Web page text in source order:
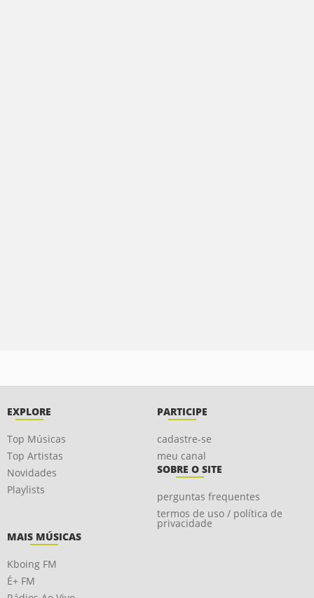
EXPLORE
Top Músicas
Top Artistas
Novidades
Playlists
PARTICIPE
cadastre-se
meu canal
SOBRE O SITE
perguntas frequentes
termos de uso / política de
privacidade
MAIS MÚSICAS
Kboing FM
É+ FM